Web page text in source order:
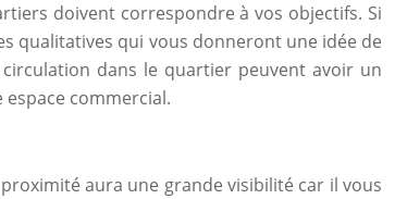
doivent correspondre à vos objectifs. Si
qualitatives qui vous donneront une idée de
dans le quartier peuvent avoir un
commercial.
aura une grande visibilité car il vous